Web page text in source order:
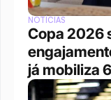
NOTÍCIAS
Copa 2026
já mobiliza